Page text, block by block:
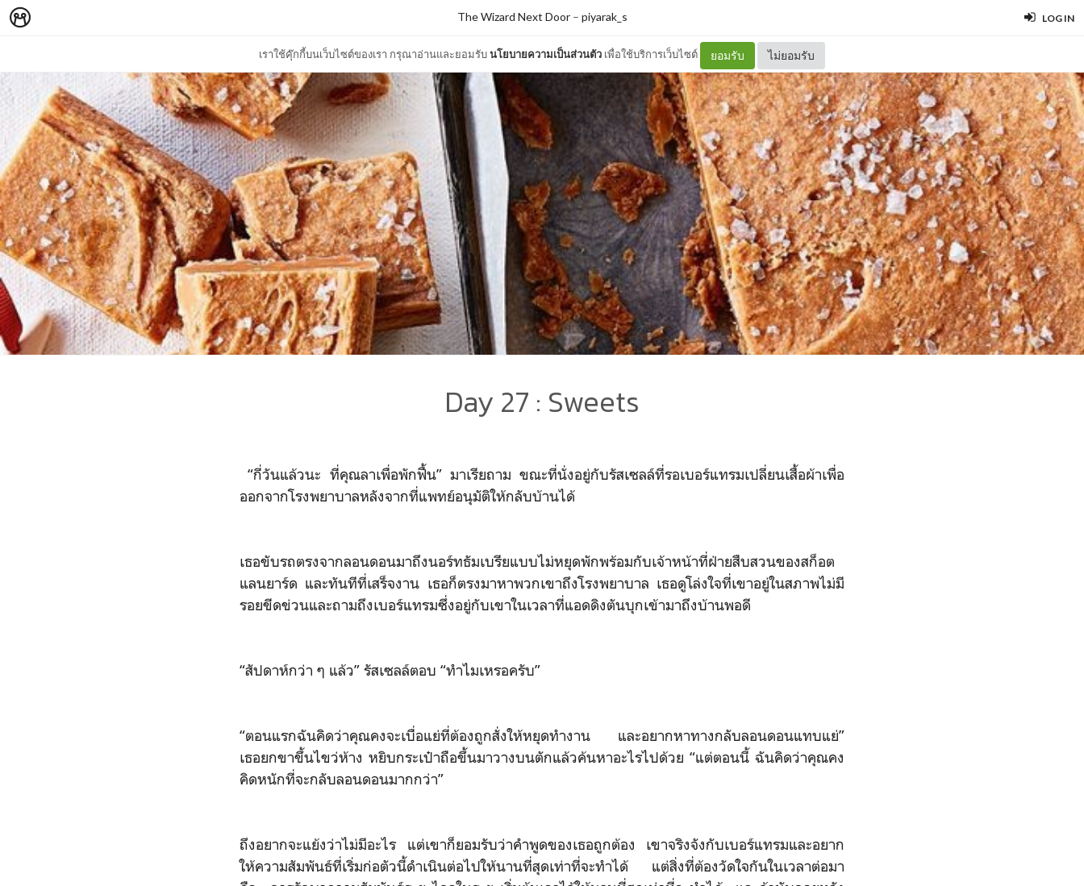
LOG IN
เราใช้คุ๊กกี้บนเว็บไซต์ของเรา กรุณาอ่านและยอมรับนโยบายความเป็นส่วนตัว เพื่อใช้บริการเว็บไซต์ ยอมรับ ไม่ยอมรับ
The Wizard Next Door– piyarak_s
Day 27 : Sweets
“กี่วันแล้วนะ ที่คุณลาเพื่อพักฟื้น” มาเรียถาม ขณะที่นั่งอยู่กับรัสเซลล์ที่รอเบอร์แทรมเปลี่ยนเสื้อผ้าเพื่อ
ออกจากโรงพยาบาลหลังจากที่แพทย์อนุมัติให้กลับบ้านได้
เธอขับรถตรงจากลอนดอนมาถึงนอร์ทธัมเบรียแบบไม่หยุดพักพร้อมกับเจ้าหน้าที่ฝ่ายสืบสวนของสก็อต
แลนยาร์ด และทันทีที่เสร็จงาน เธอก็ตรงมาหาพวกเขาถึงโรงพยาบาล เธอดูโล่งใจที่เขาอยู่ในสภาพไม่มี
รอยขีดข่วนและถามถึงเบอร์แทรมซึ่งอยู่กับเขาในเวลาที่แอดดิงตันบุกเข้ามาถึงบ้านพอดี
“สัปดาห์กว่า ๆ แล้ว” รัสเซลล์ตอบ “ทำไมเหรอครับ”
“ตอนแรกฉันคิดว่าคุณคงจะเบื่อแย่ที่ต้องถูกสั่งให้หยุดทำงาน และอยากหาทางกลับลอนดอนแทบแย่”
เธอยกขาขึ้นไขว่ห้าง หยิบกระเป๋าถือขึ้นมาวางบนตักแล้วค้นหาอะไรไปด้วย “แต่ตอนนี้ ฉันคิดว่าคุณคง
คิดหนักที่จะกลับลอนดอนมากกว่า”
ถึงอยากจะแย้งว่าไม่มีอะไร แต่เขาก็ยอมรับว่าคำพูดของเธอถูกต้อง เขาจริงจังกับเบอร์แทรมและอยาก
ให้ความสัมพันธ์ที่เริ่มก่อตัวนี้ดำเนินต่อไปให้นานที่สุดเท่าที่จะทำได้ แต่สิ่งที่ต้องวัดใจกันในเวลาต่อมา